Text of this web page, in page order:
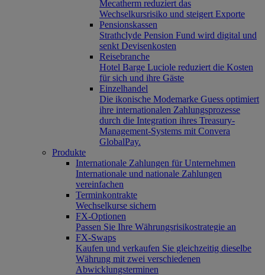
Mecatherm reduziert das
Wechselkursrisiko und steigert Exporte
Pensionskassen
Strathclyde Pension Fund wird digital und
senkt Devisenkosten
Reisebranche
Hotel Barge Luciole reduziert die Kosten
für sich und ihre Gäste
Einzelhandel
Die ikonische Modemarke Guess optimiert
ihre internationalen Zahlungsprozesse
durch die Integration ihres Treasury-
Management-Systems mit Convera
GlobalPay.
Produkte
Internationale Zahlungen für Unternehmen
Internationale und nationale Zahlungen
vereinfachen
Terminkontrakte
Wechselkurse sichern
FX-Optionen
Passen Sie Ihre Währungsrisikostrategie an
FX-Swaps
Kaufen und verkaufen Sie gleichzeitig dieselbe
Währung mit zwei verschiedenen
Abwicklungsterminen